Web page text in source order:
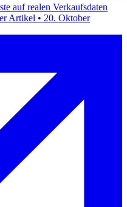
auf realen Verkaufsdaten
Artikel • 20. Oktober